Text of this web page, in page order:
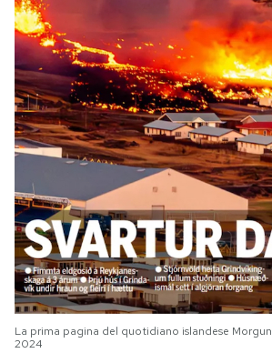
La prima pagina del quotidiano islandese
2024